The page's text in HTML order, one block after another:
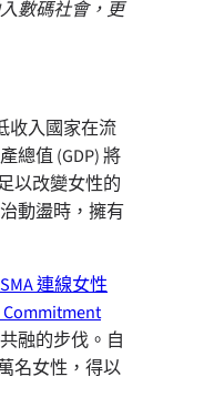
數碼社會，更
收入國家在流
總值 (GDP) 將
以改變女性的
動盪時，擁有
連線女性
融的步伐。自
名女性，得以